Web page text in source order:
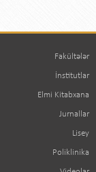
Fakültələr
İnstitutlar
Elmi Kitabxana
Jurnallar
Lisey
Poliklinika